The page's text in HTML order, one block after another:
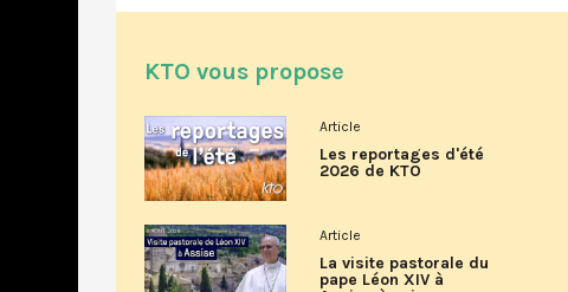
KTO vous propose
Article
Les reportages d'été
2026 de KTO
Article
La visite pastorale du
pape Léon XIV à